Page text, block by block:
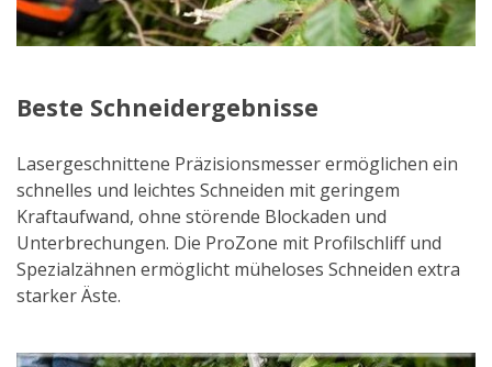
Beste Schneidergebnisse
Lasergeschnittene Präzisionsmesser ermöglichen ein
schnelles und leichtes Schneiden mit geringem
Kraftaufwand, ohne störende Blockaden und
Unterbrechungen. Die ProZone mit Profilschliff und
Spezialzähnen ermöglicht müheloses Schneiden extra
starker Äste.